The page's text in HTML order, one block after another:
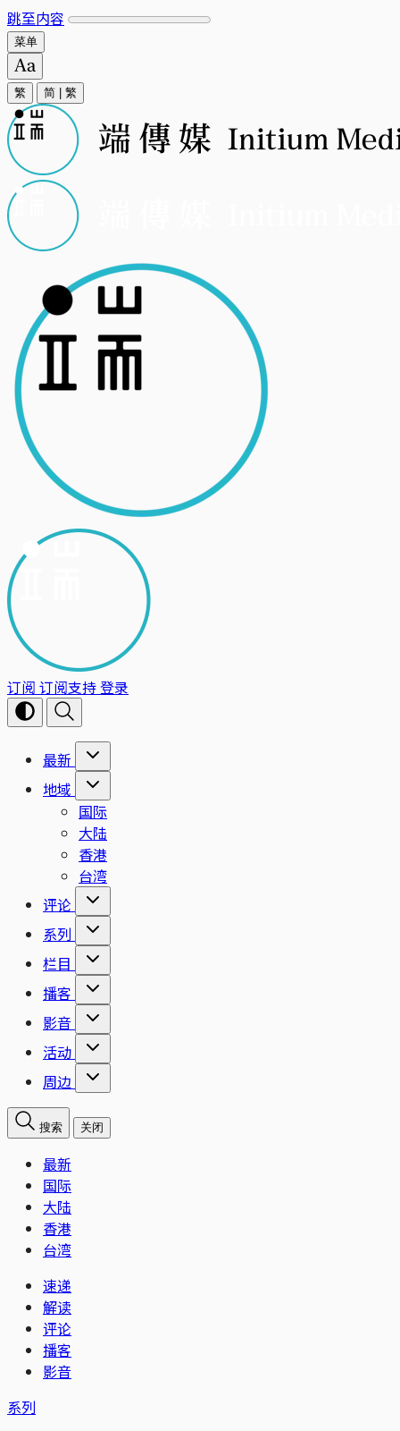
跳至内容
菜单
繁 简 繁
订阅 订阅支持登录
最新
地域
国际
大陆
香港
台湾
评论
系列
栏目
播客
影音
活动
周边
搜索 关闭
最新
国际
大陆
香港
台湾
速递
解读
评论
播客
影音
系列